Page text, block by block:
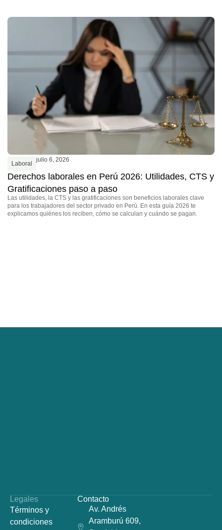
Laboral
julio 6, 2026
Derechos laborales en Perú 2026: Utilidades, CTS y
Gratificaciones paso a paso
Las utilidades, la CTS y las gratificaciones son beneficios laborales clave
para los trabajadores del sector privado en Perú. En esta guía 2026 te
explicamos quiénes los reciben, cómo se calculan y cuándo se pagan.
Legales
Términos y
condiciones
Contacto
Av. Andrés
Aramburú 609,